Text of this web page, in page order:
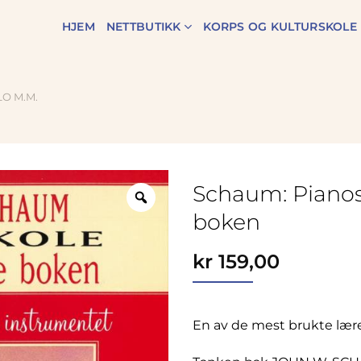
HJEM NETTBUTIKK KORPS OG KULTURSKOLE
M.M.
Zoom
Schaum:
boken
kr 159,00
En av de mest brukte